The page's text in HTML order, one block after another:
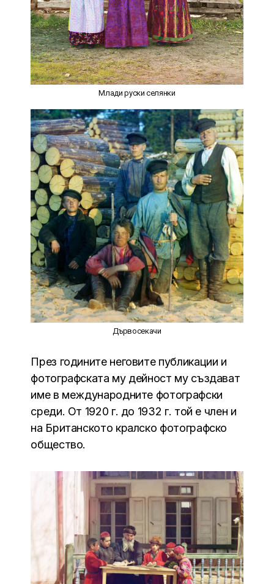
Млади руски селянки
Дървосекачи
През годините неговите публикации и
фотографската му дейност му създават
име в международните фотографски
среди. От 1920 г. до 1932 г. той е член и
на Британското кралско фотографско
общество.